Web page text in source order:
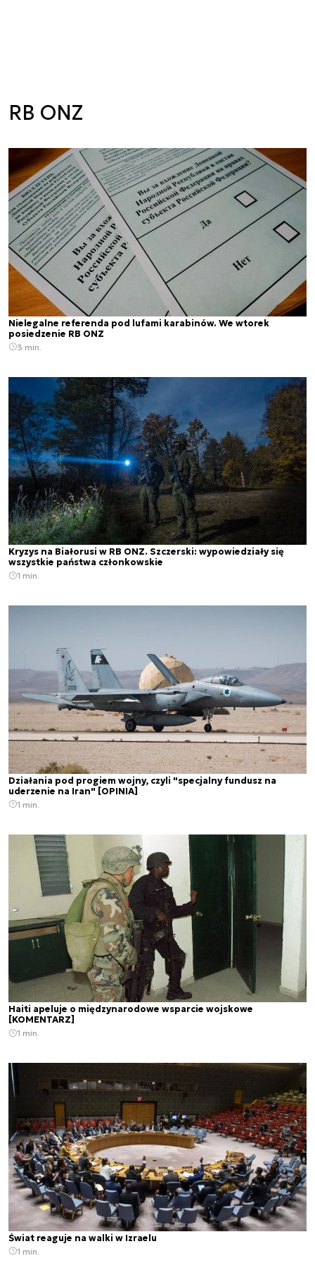
RB ONZ
Nielegalne referenda pod lufami karabinów. We wtorek
posiedzenie RB ONZ
3 min.
Kryzys na Białorusi w RB ONZ. Szczerski: wypowiedziały się
wszystkie państwa członkowskie
1 min.
Działania pod progiem wojny, czyli "specjalny fundusz na
uderzenie na Iran" [OPINIA]
1 min.
Haiti apeluje o międzynarodowe wsparcie wojskowe
[KOMENTARZ]
1 min.
Świat reaguje na walki w Izraelu
1 min.